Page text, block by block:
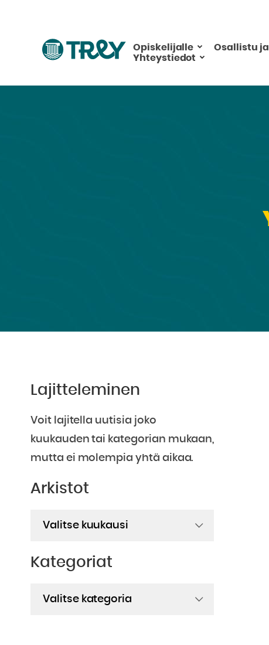
Siirry
-
Opiskelijalle Osallistu
Yhteystiedot
Lajitteleminen
Voit lajitella uutisia joko
kuukauden tai kategorian mukaan,
mutta ei molempia yhtä aikaa.
Arkistot
Kategoriat